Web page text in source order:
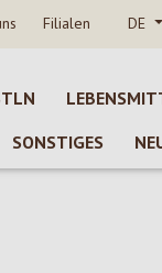
Filialen DE
SONSTIGES